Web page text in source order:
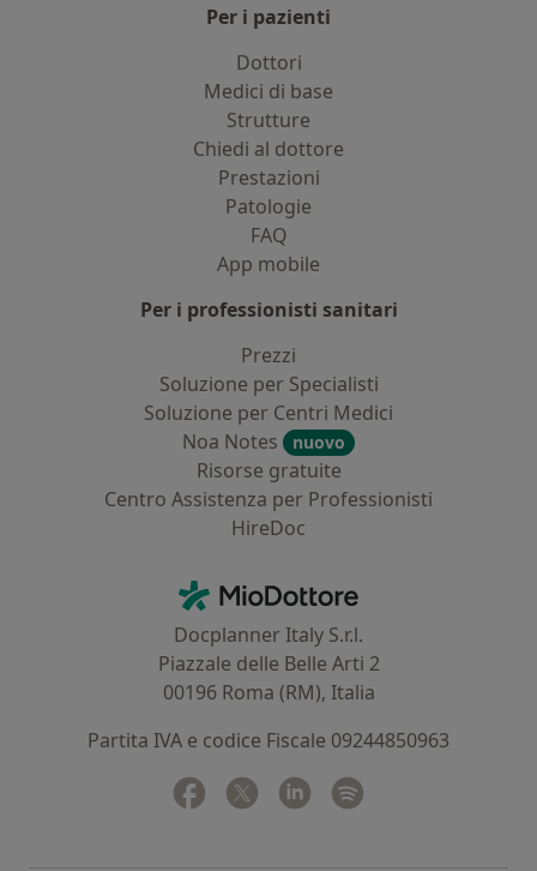
Per i pazienti
Dottori
Medici di base
Strutture
Chiedi al dottore
Prestazioni
Patologie
FAQ
App mobile
Per i professionisti sanitari
Prezzi
Soluzione per Specialisti
Soluzione per Centri Medici
Noa Notes
nuovo
Risorse gratuite
Centro Assistenza per Professionisti
HireDoc
MioDottore - Homepage
Docplanner Italy S.r.l.
Piazzale delle Belle Arti 2
00196 Roma (RM), Italia
Partita IVA e codice Fiscale 09244850963
Facebook
si apre in una nuova scheda
Twitter
si apre in una nuova scheda
Linkedin
si apre in una nuova